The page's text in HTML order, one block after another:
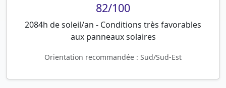
82/100
2084h de soleil/an - Conditions très favorables
aux panneaux solaires
Orientation recommandée : Sud/Sud-Est